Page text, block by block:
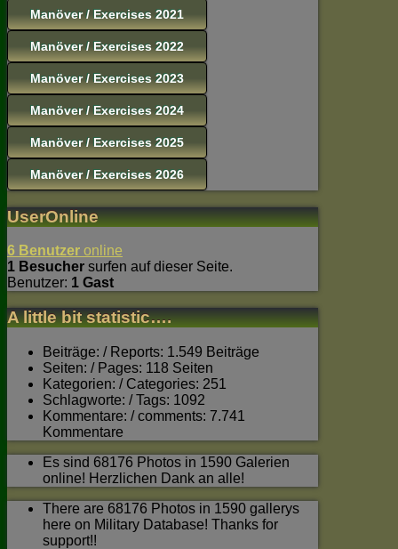
Manöver / Exercises 2021
Manöver / Exercises 2022
Manöver / Exercises 2023
Manöver / Exercises 2024
Manöver / Exercises 2025
Manöver / Exercises 2026
UserOnline
6 Benutzer online
1 Besucher surfen auf dieser Seite.
Benutzer: 1 Gast
A little bit statistic….
Beiträge: / Reports: 1.549 Beiträge
Seiten: / Pages: 118 Seiten
Kategorien: / Categories: 251
Schlagworte: / Tags: 1092
Kommentare: / comments: 7.741
Kommentare
Es sind 68176 Photos in 1590 Galerien
online! Herzlichen Dank an alle!
There are 68176 Photos in 1590 gallerys
here on Military Database! Thanks for
support!!